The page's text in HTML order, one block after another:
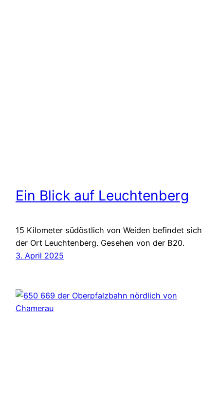
Ein Blick auf Leuchtenberg
15 Kilometer südöstlich von Weiden befindet sich
der Ort Leuchtenberg. Gesehen von der B20.
3. April 2025